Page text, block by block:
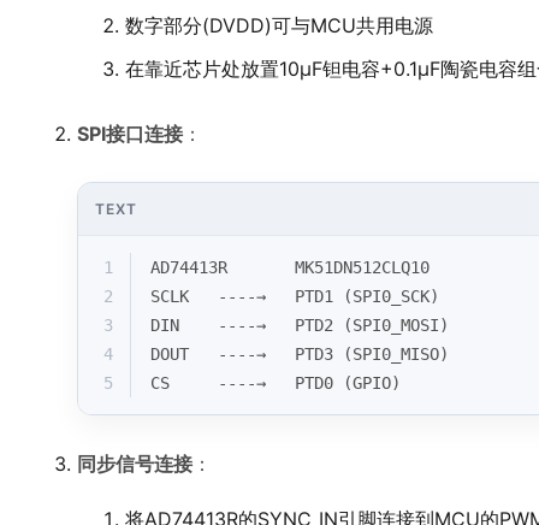
数字部分(DVDD)可与MCU共用电源
在靠近芯片处放置10μF钽电容+0.1μF陶瓷电容
SPI接口连接 ：
TEXT
1
AD74413R       MK51DN512CLQ10
2
SCLK   ----→   PTD1 (SPI0_SCK)
3
DIN    ----→   PTD2 (SPI0_MOSI)
4
DOUT   ----→   PTD3 (SPI0_MISO)
5
CS     ----→   PTD0 (GPIO)
同步信号连接 ：
将AD74413R的SYNC_IN引脚连接到MCU的